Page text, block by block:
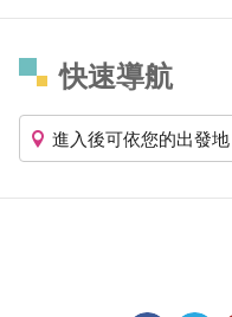
快速導航
進入後可依您的出發